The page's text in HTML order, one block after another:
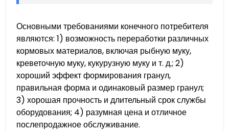
Основными требованиями конечного потребителя
являются: 1) возможность переработки различных
кормовых материалов, включая рыбную муку,
креветочную муку, кукурузную муку и т. д.; 2)
хороший эффект формирования гранул,
правильная форма и одинаковый размер гранул;
3) хорошая прочность и длительный срок службы
оборудования; 4) разумная цена и отличное
послепродажное обслуживание.